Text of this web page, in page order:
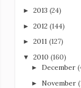
►2013(24)
►2012(144)
►2011(127)
▼2010(160)
►December
►November